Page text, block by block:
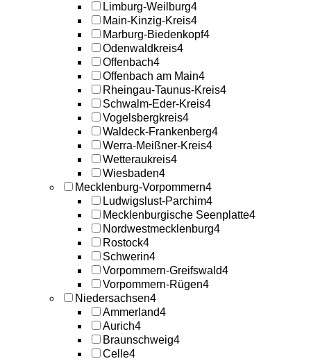
Limburg-Weilburg4
Main-Kinzig-Kreis4
Marburg-Biedenkopf4
Odenwaldkreis4
Offenbach4
Offenbach am Main4
Rheingau-Taunus-Kreis4
Schwalm-Eder-Kreis4
Vogelsbergkreis4
Waldeck-Frankenberg4
Werra-Meißner-Kreis4
Wetteraukreis4
Wiesbaden4
Mecklenburg-Vorpommern4
Ludwigslust-Parchim4
Mecklenburgische Seenplatte4
Nordwestmecklenburg4
Rostock4
Schwerin4
Vorpommern-Greifswald4
Vorpommern-Rügen4
Niedersachsen4
Ammerland4
Aurich4
Braunschweig4
Celle4